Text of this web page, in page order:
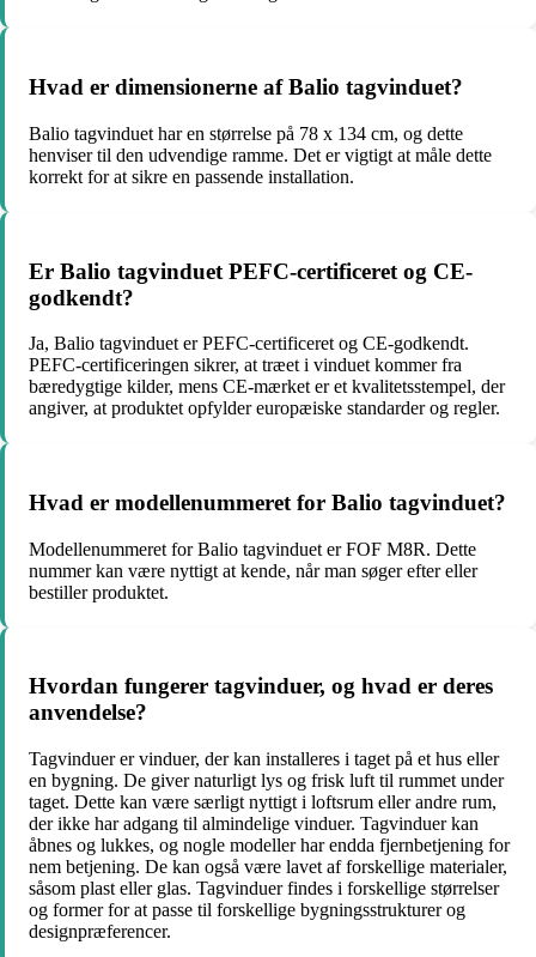
Hvad er dimensionerne af Balio tagvinduet?
Balio tagvinduet har en størrelse på 78 x 134 cm, og dette
henviser til den udvendige ramme. Det er vigtigt at måle dette
korrekt for at sikre en passende installation.
Er Balio tagvinduet PEFC-certificeret og CE-
godkendt?
Ja, Balio tagvinduet er PEFC-certificeret og CE-godkendt.
PEFC-certificeringen sikrer, at træet i vinduet kommer fra
bæredygtige kilder, mens CE-mærket er et kvalitetsstempel, der
angiver, at produktet opfylder europæiske standarder og regler.
Hvad er modellenummeret for Balio tagvinduet?
Modellenummeret for Balio tagvinduet er FOF M8R. Dette
nummer kan være nyttigt at kende, når man søger efter eller
bestiller produktet.
Hvordan fungerer tagvinduer, og hvad er deres
anvendelse?
Tagvinduer er vinduer, der kan installeres i taget på et hus eller
en bygning. De giver naturligt lys og frisk luft til rummet under
taget. Dette kan være særligt nyttigt i loftsrum eller andre rum,
der ikke har adgang til almindelige vinduer. Tagvinduer kan
åbnes og lukkes, og nogle modeller har endda fjernbetjening for
nem betjening. De kan også være lavet af forskellige materialer,
såsom plast eller glas. Tagvinduer findes i forskellige størrelser
og former for at passe til forskellige bygningsstrukturer og
designpræferencer.